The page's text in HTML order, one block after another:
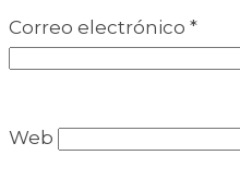
Correo electrónico *
Web